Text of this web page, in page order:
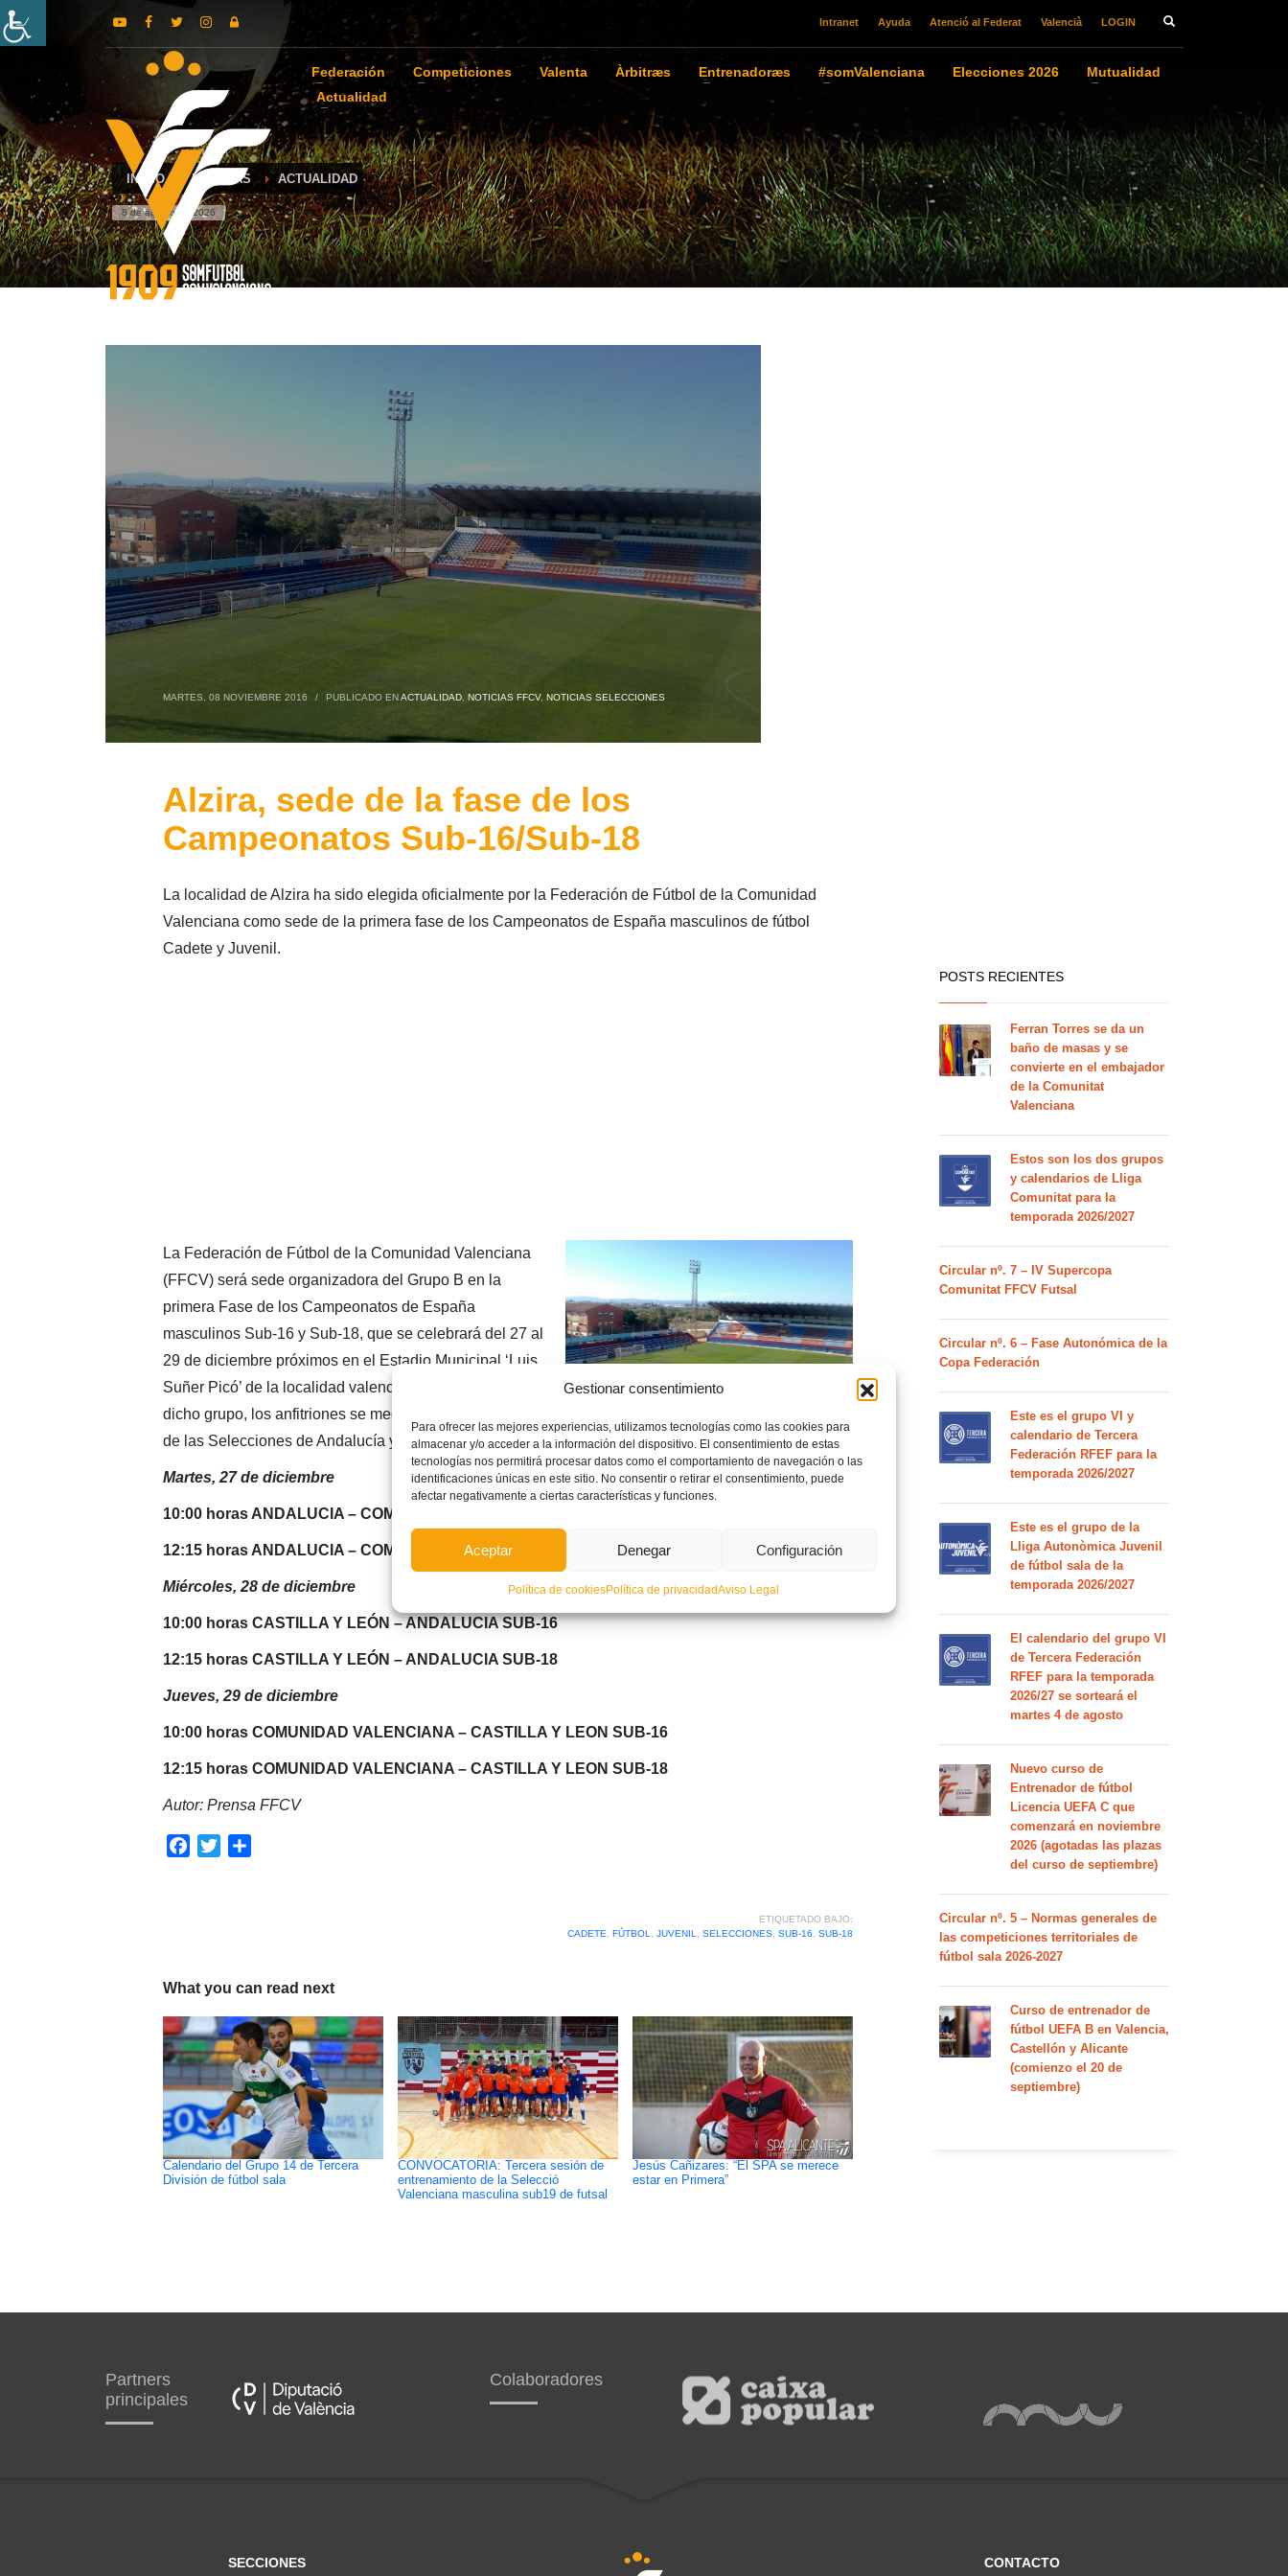
Gestionar consentimiento
Para ofrecer las mejores experiencias, utilizamos tecnologías como las cookies para
almacenar y/o acceder a la información del dispositivo. El consentimiento de estas
tecnologías nos permitirá procesar datos como el comportamiento de navegación o las
identificaciones únicas en este sitio. No consentir o retirar el consentimiento, puede
afectar negativamente a ciertas características y funciones.
Aceptar Denegar Configuración
Política de cookiesPolítica de privacidadAviso Legal
Intranet Ayuda Atenció al Federat Valencià LOGIN
Federación Competiciones Valenta Àrbitræs Entrenadoræs #somValenciana Elecciones 2026
Mutualidad
Actualidad
INICIO NOTICIAS ACTUALIDAD
8 de agosto de 2026
MARTES, 08 NOVIEMBRE 2016 / PUBLICADO ENACTUALIDAD, NOTICIAS FFCV, NOTICIAS SELECCIONES
Alzira, sede de la fase de los
Campeonatos Sub-16/Sub-18
La localidad de Alzira ha sido elegida oficialmente por la Federación de Fútbol de la Comunidad
Valenciana como sede de la primera fase de los Campeonatos de España masculinos de fútbol
Cadete y Juvenil.
La Federación de Fútbol de la Comunidad Valenciana
(FFCV) será sede organizadora del Grupo B en la
primera Fase de los Campeonatos de España
masculinos Sub-16 y Sub-18, que se celebrará del 27 al
29 de diciembre próximos en el Estadio Municipal ‘Luis
Suñer Picó’ de la localidad valenciana de Alzira. En
dicho grupo, los anfitriones se medirán a sus homólogos
de las Selecciones de Andalucía y Castilla y León según el siguiente calendario de competición:
Martes, 27 de diciembre
10:00 horas ANDALUCIA – COMUNIDAD VALENCIANA SUB-16
12:15 horas ANDALUCIA – COMUNIDAD VALENCIANA SUB-18
Miércoles, 28 de diciembre
10:00 horas CASTILLA Y LEÓN – ANDALUCIA SUB-16
12:15 horas CASTILLA Y LEÓN – ANDALUCIA SUB-18
Jueves, 29 de diciembre
10:00 horas COMUNIDAD VALENCIANA – CASTILLA Y LEON SUB-16
12:15 horas COMUNIDAD VALENCIANA – CASTILLA Y LEON SUB-18
Autor: Prensa FFCV
Facebook
Twitter
ETIQUETADO BAJO:
CADETE
FÚTBOL JUVENIL SELECCIONES, SUB-16 SUB-18
What you can read next
Calendario del Grupo 14 de Tercera
División de fútbol sala
CONVOCATORIA: Tercera sesión de
entrenamiento de la Selecció
Valenciana masculina sub19 de futsal
Jesús Cañizares: “El SPA se merece
estar en Primera”
POSTS RECIENTES
Ferran Torres se da un
baño de masas y se
convierte en el embajador
de la Comunitat
Valenciana
Estos son los dos grupos
y calendarios de Lliga
Comunitat para la
temporada 2026/2027
Circular nº. 7 – IV Supercopa
Comunitat FFCV Futsal
Circular nº. 6 – Fase Autonómica de la
Copa Federación
Este es el grupo VI y
calendario de Tercera
Federación RFEF para la
temporada 2026/2027
Este es el grupo de la
Lliga Autonòmica Juvenil
de fútbol sala de la
temporada 2026/2027
El calendario del grupo VI
de Tercera Federación
RFEF para la temporada
2026/27 se sorteará el
martes 4 de agosto
Nuevo curso de
Entrenador de fútbol
Licencia UEFA C que
comenzará en noviembre
2026 (agotadas las plazas
del curso de septiembre)
Circular nº. 5 – Normas generales de
las competiciones territoriales de
fútbol sala 2026-2027
Curso de entrenador de
fútbol UEFA B en Valencia,
Castellón y Alicante
(comienzo el 20 de
septiembre)
Partners
principales
Colaboradores
SECCIONES CONTACTO